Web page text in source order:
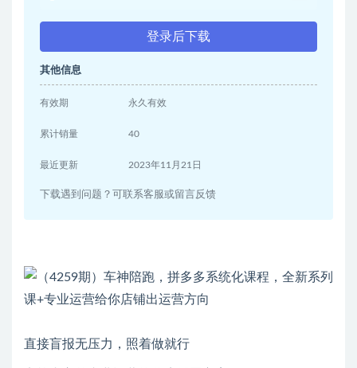
登录后下载
其他信息
有效期 永久有效
累计销量 40
最近更新 2023年11月21日
下载遇到问题？可联系客服或留言反馈
直接盲报无压力，照着做就行